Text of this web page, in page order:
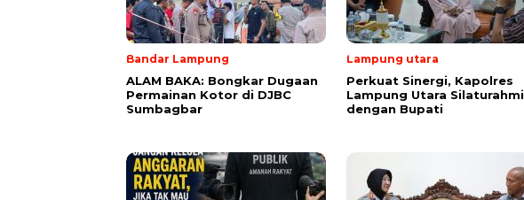
Bandar Lampung
ALAM BAKA: Bongkar Dugaan
Permainan Kotor di DJBC
Sumbagbar
Lampung utara
Perkuat Sinergi, Kapolres
Lampung Utara Silaturahmi
dengan Bupati